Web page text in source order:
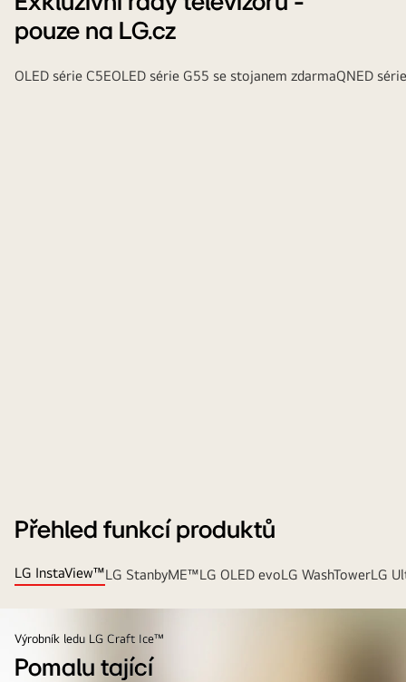
pouze na LG.cz
OLED série C5EOLED série G55 se stojanem zdarmaQNED
Přehled funkcí produktů
LG InstaView™LG StanbyME™LG OLED evoLG WashTowerLG
Výrobník ledu LG Craft Ice™
Pomalu tající